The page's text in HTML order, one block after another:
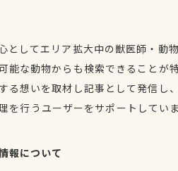
としてエリア拡大中の獣医師・動
能な動物からも検索できることが
る想いを取材し記事として発信し
を行うユーザーをサポートしてい
報について